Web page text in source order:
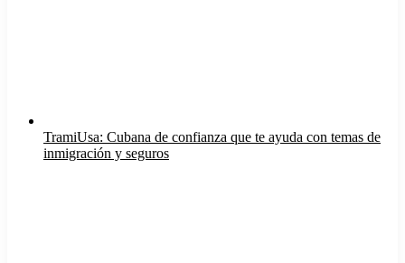
TramiUsa: Cubana de confianza que te ayuda con temas de
inmigración y seguros